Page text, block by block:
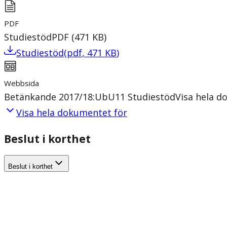
PDF
StudiestödPDF (471 KB)
Studiestöd(pdf, 471 KB)
Webbsida
Betänkande 2017/18:UbU11 StudiestödVisa hela
Visa hela dokumentet för
Beslut i korthet
Beslut i korthet